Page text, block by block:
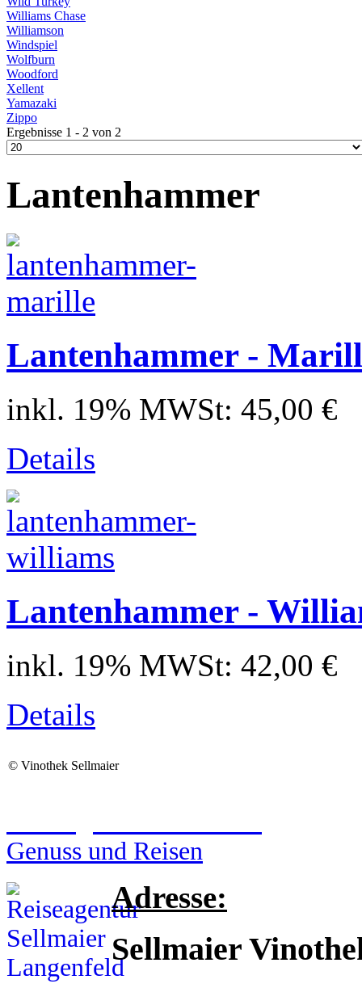
Williams Chase
Williamson
Windspiel
Wolfburn
Woodford
Xellent
Yamazaki
Zippo
Ergebnisse 1 - 2 von 2
Lantenhammer
Lantenhammer -
inkl. 19% MWSt: 45,00 €
Details
Lantenhammer -
inkl. 19% MWSt: 42,00 €
Details
© Vinothek Sellmaier
Genuss und Reisen
Adresse:
Sellmaier